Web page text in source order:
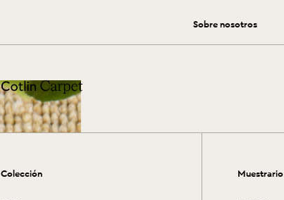
Sobre nosotros
Repasamos las elecciones a tomar para triunfar con tu proyecto.
Colección Muestrario